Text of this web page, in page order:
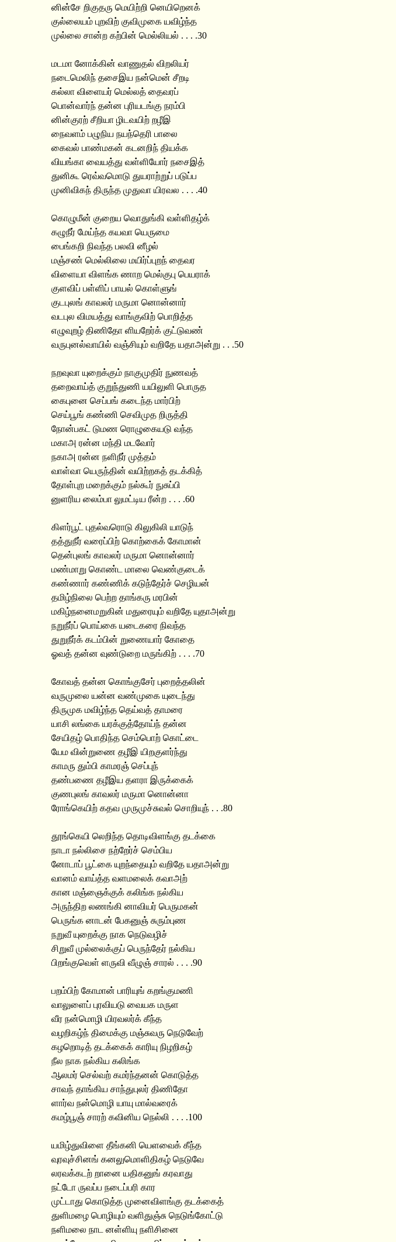
னின்சே றிகுதரு மெயிற்றி னெயிறெனக்
குல்லையம் புறவிற் குவிமுகை யவிழ்ந்த
முல்லை சான்ற கற்பின் மெல்லியல் . . . .30
மடமா னோக்கின் வாணுதல் விறலியர்
நடைமெலிந் தசைஇய நன்மென் சீறடி
கல்லா விளையர் மெல்லத் தைவரப்
பொன்வார்ந் தன்ன புரியடங்கு நரம்பி
னின்குரற் சீறியா ழிடவயிற் றழீஇ
நைவளம் பழுநிய நயந்தெரி பாலை
கைவல் பாண்மகன் கடனறிந் தியக்க
வியங்கா வையத்து வள்ளியோர் நசைஇத்
துனிகூ ரெவ்வமொடு துயராற்றுப் படுப்ப
முனிவிகந் திருந்த முதுவா யிரவல . . . .40
கொழுமீன் குறைய வொதுங்கி வள்ளிதழ்க்
கழுநீர் மேய்ந்த கயவா யெருமை
பைங்கறி நிவந்த பலவி னீழல்
மஞ்சண் மெல்லிலை மயிர்ப்புறந் தைவர
விளையா விளங்க ணாற மெல்குபு பெயராக்
குளவிப் பள்ளிப் பாயல் கொள்ளுங்
குடபுலங் காவலர் மருமா னொன்னார்
வடபுல விமயத்து வாங்குவிற் பொறித்த
எழுவுறழ் திணிதோ ளியறேர்க் குட்டுவண்
வருபுனல்வாயில் வஞ்சியும் வறிதே யதாஅன்று . . .50
நறவுவா யுறைக்கும் நாகுமுதிர் நுணவத்
தறைவாய்த் குறுந்துணி யயிலுளி பொருத
கைபுனை செப்பங் கடைந்த மார்பிற்
செய்பூங் கண்ணி செவிமுத றிருத்தி
நோன்பகட் டுமண ரொழுகையடு வந்த
மகாஅ ரன்ன மந்தி மடவோர்
நகாஅ ரன்ன நளிநீர் முத்தம்
வாள்வா யெருந்தின் வயிற்றகத் தடக்கித்
தோள்புற மறைக்கும் நல்கூர் நுசுப்பி
னுளரிய லைம்பா லுமட்டிய ரீன்ற . . . .60
கிளர்பூட் புதல்வரொடு கிலுகிலி யாடுந்
தத்துநீர் வரைப்பிற் கொற்கைக் கோமான்
தென்புலங் காவலர் மருமா னொன்னார்
மண்மாறு கொண்ட மாலை வெண்குடைக்
கண்ணார் கண்ணிக் கடுந்தேர்ச் செழியன்
தமிழ்நிலை பெற்ற தாங்கரு மரபின்
மகிழ்நனைமறுகின் மதுரையும் வறிதே யுதாஅன்று
நறுநீர்ப் பொய்கை யடைகரை நிவந்த
துறுநீர்க் கடம்பின் றுணையார் கோதை
ஓவத் தன்ன வுண்டுறை மருங்கிற் . . . .70
கோவத் தன்ன கொங்குசேர் புறைத்தலின்
வருமுலை யன்ன வண்முகை யுடைந்து
திருமுக மவிழ்ந்த தெய்வத் தாமரை
யாசி லங்கை யரக்குத்தோய்ந் தன்ன
சேயிதழ் பொதிந்த செம்பொற் கொட்டை
யேம வின்றுணை தழீஇ யிறகுளர்ந்து
காமரு தும்பி காமரஞ் செப்புந்
தண்பணை தழீஇய தளரா இருக்கைக்
குணபுலங் காவலர் மருமா னொன்னா
ரோங்கெயிற் கதவ முருமுச்சுவல் சொறியுந் . . .80
தூங்கெயி லெறிந்த தொடிவிளங்கு தடக்கை
நாடா நல்லிசை நற்றேர்ச் செம்பிய
னோடாப் பூட்கை யுறந்தையும் வறிதே யதாஅன்று
வானம் வாய்த்த வளமலைக் கவாஅற்
கான மஞ்ஞைக்குக் கலிங்க நல்கிய
அருந்திற லணங்கி னாவியர் பெருமகன்
பெருங்க னாடன் பேகனுஞ் சுரும்புண
நறுவீ யுறைக்கு நாக நெடுவழிச்
சிறுவீ முல்லைக்குப் பெருந்தேர் நல்கிய
பிறங்குவெள் ளருவி வீழுஞ் சாரல் . . . .90
பறம்பிற் கோமான் பாரியுங் கறங்குமணி
வாலுளைப் புரவியடு வையக மருள
வீர நன்மொழி யிரவலர்க் கீந்த
வழறிகழ்ந் திமைக்கு மஞ்சுவரு நெடுவேற்
கழறொடித் தடக்கைக் காரியு நிழறிகழ்
நீல நாக நல்கிய கலிங்க
ஆலமர் செல்வற் கமர்ந்தனன் கொடுத்த
சாவந் தாங்கிய சாந்துபுலர் திணிதோ
ளார்வ நன்மொழி யாயு மால்வரைக்
கமழ்பூஞ் சாரற் கவினிய நெல்லி . . . .100
யமிழ்துவிளை தீங்கனி யெளவைக் கீந்த
வுரவுச்சினங் கனலுமொளிதிகழ் நெடுவே
லரவக்கடற் றானை யதிகனுங் கரவாது
நட்டோ ருவப்ப நடைப்பரி கார
முட்டாது கொடுத்த முனைவிளங்கு தடக்கைத்
துளிமழை பொழியும் வளிதுஞ்சு நெடுங்கோட்டு
நளிமலை நாட னள்ளியு நளிசினை